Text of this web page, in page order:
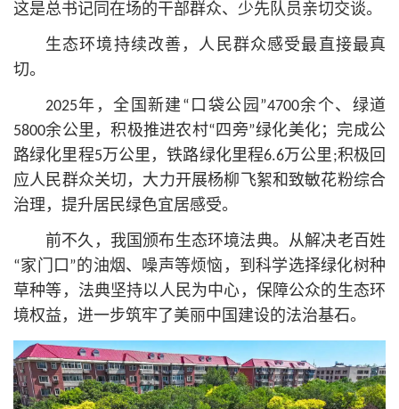
这是总书记 同在场的干部群众、少先队员亲切交谈。
生态环境持续改善，人民群众感受最直接最真
切。
2025年，全国新建“口袋公园”4700余个、绿道
5800余公里，积极推进农村“四旁”绿化美化；完成公
路绿化里程5万公里，铁路绿化里程6.6万公里;积极回
应人民群众关切，大力开展杨柳飞絮和致敏花粉综合
治理，提升居民绿色宜居感受。
前不久，我国颁布生态环境法典。从解决老百姓
“家门口”的油烟、噪声等烦恼，到科学选择绿化树种
草种等，法典坚持以人民为中心，保障公众的生态环
境权益，进一步筑牢了美丽中国建设的法治基石。